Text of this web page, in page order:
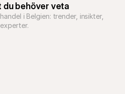
du behöver veta
i Belgien: trender, insikter,